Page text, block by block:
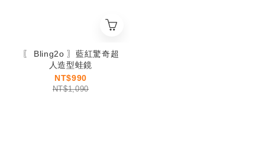
〖 Bling2o 〗藍紅驚奇超
人造型蛙鏡
NT$990
NT$1,090